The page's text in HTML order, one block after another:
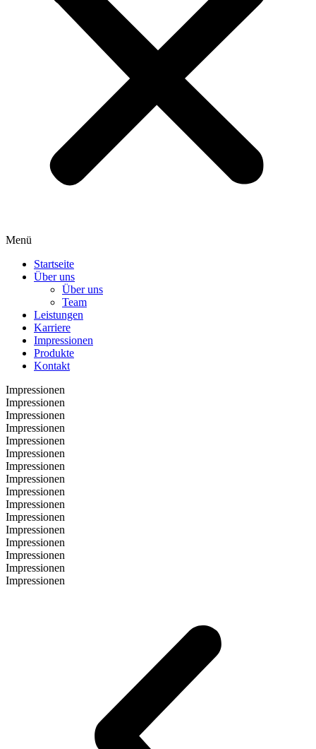
Menü
Startseite
Über uns
Über uns
Team
Leistungen
Karriere
Impressionen
Produkte
Kontakt
Impressionen
Impressionen
Impressionen
Impressionen
Impressionen
Impressionen
Impressionen
Impressionen
Impressionen
Impressionen
Impressionen
Impressionen
Impressionen
Impressionen
Impressionen
Impressionen